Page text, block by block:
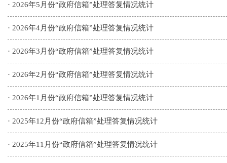
· 2026年5月份“政府信箱”处理答复情况统计
· 2026年4月份“政府信箱”处理答复情况统计
· 2026年3月份“政府信箱”处理答复情况统计
· 2026年2月份“政府信箱”处理答复情况统计
· 2026年1月份“政府信箱”处理答复情况统计
· 2025年12月份“政府信箱”处理答复情况统计
· 2025年11月份“政府信箱”处理答复情况统计